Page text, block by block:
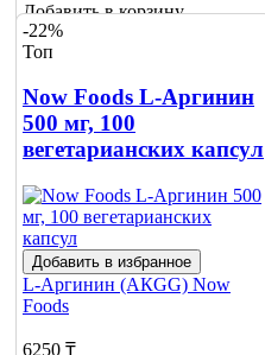
Добавить в корзину
16
-22%
Топ
Now Foods L-Аргинин
500 мг, 100
вегетарианских капсул
Добавить в избранное
L-Аргинин (АКGG) Now
Foods
6250 ₸